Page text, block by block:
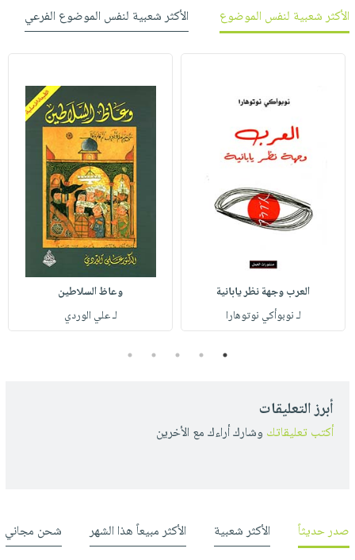
الأكثر شعبية لنفس الموضوع الأكثر شعبية لنفس الموضوع الفرعي
العرب وجهة نظر يابانية
لـ نوبوأكي نوتوهارا
وعاظ السلاطين
لـ علي الوردي
1
2
3
4
5
أبرز التعليقات
أكتب تعليقاتك وشارك أراءك مع الأخرين
صدر حديثاً الأكثر شعبية الأكثر مبيعاً هذا الشهر شحن مجاني